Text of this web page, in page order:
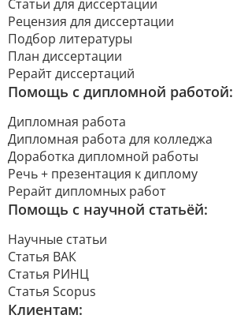
Статьи для диссертации
Рецензия для диссертации
Подбор литературы
План диссертации
Рерайт диссертаций
Помощь с дипломной работой:
Дипломная работа
Дипломная работа для колледжа
Доработка дипломной работы
Речь + презентация к диплому
Рерайт дипломных работ
Помощь с научной статьёй:
Научные статьи
Статья ВАК
Статья РИНЦ
Статья Scopus
Клиентам: